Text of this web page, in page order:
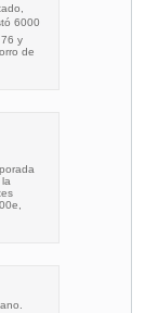
6000
y
de